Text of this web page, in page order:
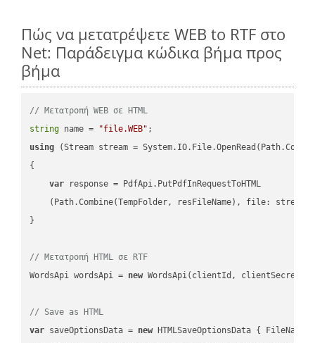
Πώς να μετατρέψετε WEB to RTF στο
Net: Παράδειγμα κώδικα βήμα προς
βήμα
// Μετατροπή WEB σε HTML
string name = "file.WEB"
using (Stream stream =
{
var response = PdfApi.PutPdfInRequestToHTML
    (Path.Combine(TempFolder, resFileName), file: stream);
}
// Μετατροπή HTML σε RTF
WordsApi wordsApi = new WordsApi(clientId, clientSecret);
// Save as HTML
var saveOptionsData = new HTMLSaveOptionsData { FileName